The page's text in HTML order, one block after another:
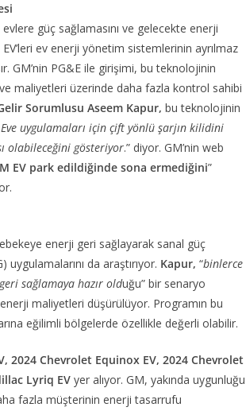
güç sağlamasını ve gelecekte enerji
ev enerji yönetim sistemlerinin ayrılmaz
GM’nin PG&E ile girişimi, bu teknolojinin
maliyetleri üzerinde daha fazla kontrol sahibi
Sorumlusu Aseem Kapur, bu teknolojinin
Eve uygulamaları için çift yönlü şarjın kilidini
olabileceğini gösteriyor.” diyor. GM’nin web
EV park edildiğinde sona ermediğini”
enerji geri sağlayarak sanal güç
da araştırıyor. Kapur, “binlerce
sağlamaya hazır olduğu” bir senaryo
maliyetleri düşürülüyor. Programın bu
eğilimli bölgelerde özellikle değerli olabilir.
2024 Chevrolet Equinox EV, 2024 Chevrolet
Lyriq EV yer alıyor. GM, yakında uygunluğu
fazla müşterinin enerji tasarrufu